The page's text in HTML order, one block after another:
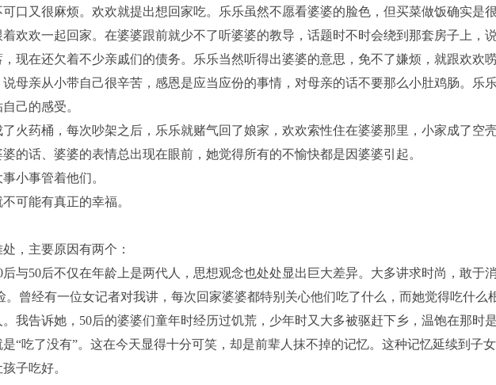
口又很麻烦。欢欢就提出想回家吃。乐乐虽然不愿看婆婆的脸色，但买菜做饭确实是
欢欢一起回家。在婆婆跟前就少不了听婆婆的教导，话题时不时会绕到那套房子上，
现在还欠着不少亲戚们的债务。乐乐当然听得出婆婆的意思，免不了嫌烦，就跟欢欢
母亲从小带自己很辛苦，感恩是应当应份的事情，对母亲的话不要那么小肚鸡肠。乐
己的感受。
药桶，每次吵架之后，乐乐就赌气回了娘家，欢欢索性住在婆婆那里，小家成了空壳
的话、婆婆的表情总出现在眼前，她觉得所有的不愉快都是因婆婆引起。
小事管着他们。
能有真正的幸福。
，主要原因有两个：
50后不仅在年龄上是两代人，思想观念也处处显出巨大差异。大多讲求时尚，敢于消
。曾经有一位女记者对我讲，每次回家婆婆都特别关心他们吃了什么，而她觉得吃什么
我告诉她，50后的婆婆们童年时经历过饥荒，少年时又大多被驱赶下乡，温饱在那时
“吃了没有”。这在今天显得十分可笑，却是前辈人抹不掉的记忆。这种记忆延续到子
子吃好。